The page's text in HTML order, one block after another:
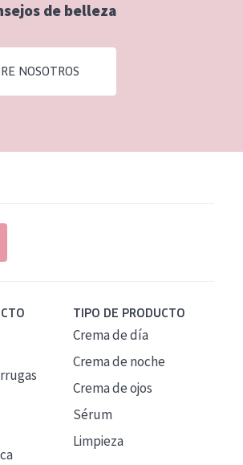
sol
de belleza
NOSOTROS
TIPO DE PRODUCTO
Crema de día
Crema de noche
Crema de ojos
Sérum
Limpieza